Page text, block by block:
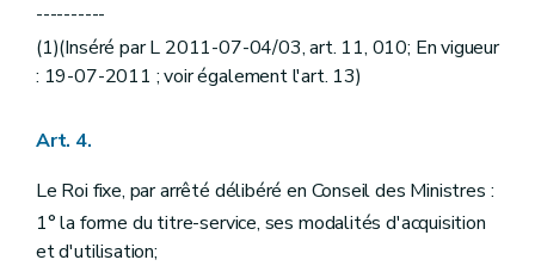
----------
(1)(Inséré par L 2011-07-04/03, art. 11, 010; En vigueur
: 19-07-2011 ; voir également l'art. 13)
Art. 4.
Le Roi fixe, par arrêté délibéré en Conseil des Ministres :
1° la forme du titre-service, ses modalités d'acquisition
et d'utilisation;